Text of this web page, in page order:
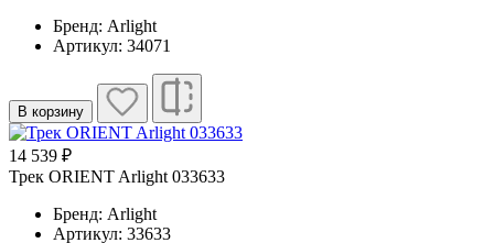
Бренд: Arlight
Артикул: 34071
В корзину
14 539 ₽
Трек ORIENT Arlight 033633
Бренд: Arlight
Артикул: 33633